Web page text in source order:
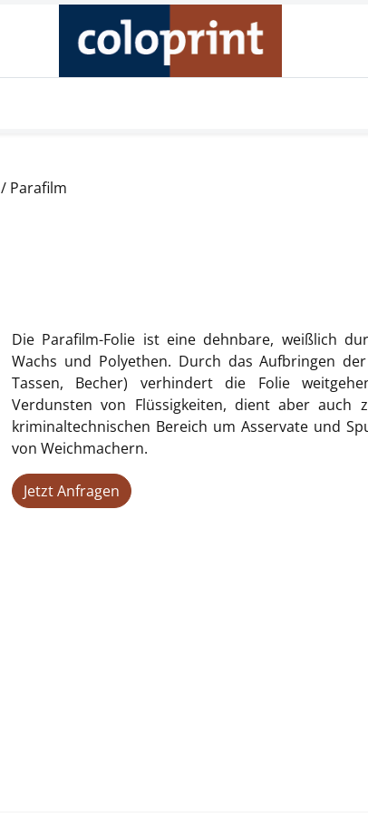
/ Parafilm
Die Parafilm-Folie ist eine dehnbare, weißlich
Wachs und Polyethen. Durch das Aufbringen
Tassen, Becher) verhindert die Folie
Verdunsten von Flüssigkeiten, dient aber auch
kriminaltechnischen Bereich um Asservate und
von Weichmachern.
Jetzt Anfragen